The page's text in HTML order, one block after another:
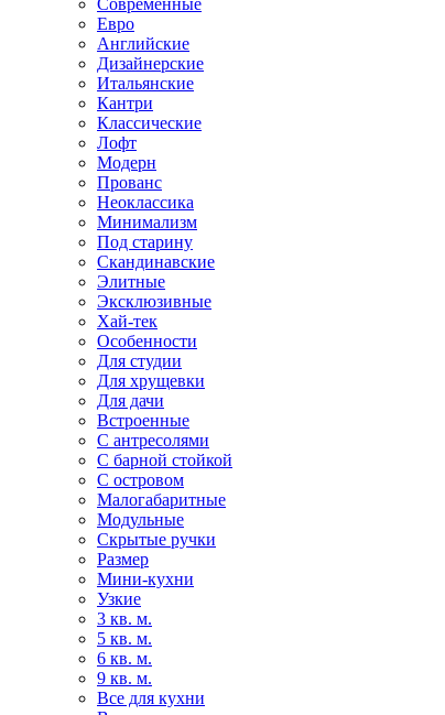
Евро
Английские
Дизайнерские
Итальянские
Кантри
Классические
Лофт
Модерн
Прованс
Неоклассика
Минимализм
Под старину
Скандинавские
Элитные
Эксклюзивные
Хай-тек
Особенности
Для студии
Для хрущевки
Для дачи
Встроенные
С антресолями
С барной стойкой
С островом
Малогабаритные
Модульные
Скрытые ручки
Размер
Мини-кухни
Узкие
3 кв. м.
5 кв. м.
6 кв. м.
9 кв. м.
Все для кухни